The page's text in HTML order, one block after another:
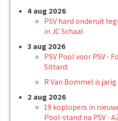
4 aug 2026
PSV hard onderuit
in JC Schaal
3 aug 2026
PSV Pool voor PSV -
Sittard
R Van Bommel is jarig
2 aug 2026
19 koplopers in
Pool-stand na PSV -